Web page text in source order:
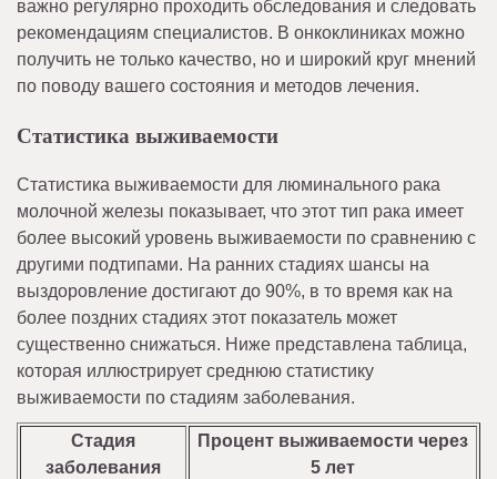
важно регулярно проходить обследования и следовать
рекомендациям специалистов. В онкоклиниках можно
получить не только качество, но и широкий круг мнений
по поводу вашего состояния и методов лечения.
Статистика выживаемости
Статистика выживаемости для люминального рака
молочной железы показывает, что этот тип рака имеет
более высокий уровень выживаемости по сравнению с
другими подтипами. На ранних стадиях шансы на
выздоровление достигают до 90%, в то время как на
более поздних стадиях этот показатель может
существенно снижаться. Ниже представлена таблица,
которая иллюстрирует среднюю статистику
выживаемости по стадиям заболевания.
Стадия
заболевания
Процент выживаемости через
5 лет